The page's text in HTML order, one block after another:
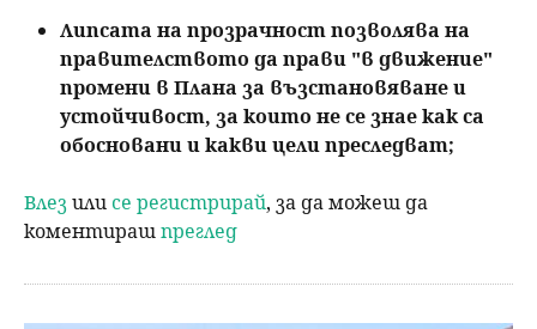
Липсата на прозрачност позволява на
правителството да прави "в движение"
промени в Плана за възстановяване и
устойчивост, за които не се знае как са
обосновани и какви цели преследват;
Влезили се регистрирай, за да можеш да
коментирашпреглед